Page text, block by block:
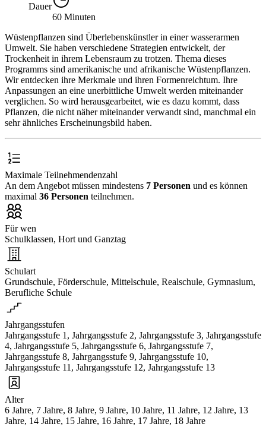
Dauer
60 Minuten
Wüstenpflanzen sind Überlebenskünstler in einer wasserarmen
Umwelt. Sie haben verschiedene Strategien entwickelt, der
Trockenheit in ihrem Lebensraum zu trotzen. Thema dieses
Programms sind amerikanische und afrikanische Wüstenpflanzen.
Wir entdecken ihre Merkmale und ihren Formenreichtum. Ihre
Anpassungen an eine unerbittliche Umwelt werden miteinander
verglichen. So wird herausgearbeitet, wie es dazu kommt, dass
Pflanzen, die nicht näher miteinander verwandt sind, manchmal ein
sehr ähnliches Erscheinungsbild haben.
Maximale Teilnehmendenzahl
An dem Angebot müssen mindestens 7 Personen und es können
maximal 36 Personen teilnehmen.
Für wen
Schulklassen, Hort und Ganztag
Schulart
Grundschule, Förderschule, Mittelschule, Realschule, Gymnasium,
Berufliche Schule
Jahrgangsstufen
Jahrgangsstufe 1, Jahrgangsstufe 2, Jahrgangsstufe 3, Jahrgangsstufe
4, Jahrgangsstufe 5, Jahrgangsstufe 6, Jahrgangsstufe 7,
Jahrgangsstufe 8, Jahrgangsstufe 9, Jahrgangsstufe 10,
Jahrgangsstufe 11, Jahrgangsstufe 12, Jahrgangsstufe 13
Alter
6 Jahre, 7 Jahre, 8 Jahre, 9 Jahre, 10 Jahre, 11 Jahre, 12 Jahre, 13
Jahre, 14 Jahre, 15 Jahre, 16 Jahre, 17 Jahre, 18 Jahre